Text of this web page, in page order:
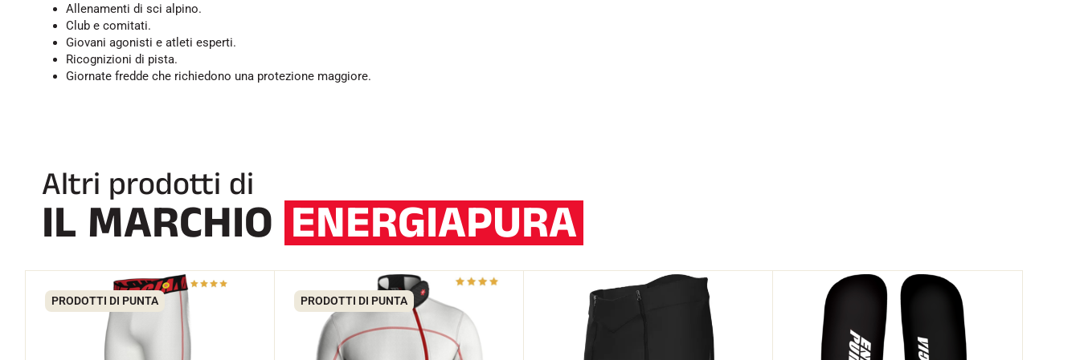
Allenamenti di sci alpino.
Club e comitati.
Giovani agonisti e atleti esperti.
Ricognizioni di pista.
Giornate fredde che richiedono una protezione maggiore.
Altri prodotti di
IL MARCHIO ENERGIAPURA
PRODOTTI DI PUNTA PRODOTTI DI PUNTA